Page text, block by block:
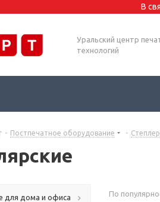
В
Уральский центр
технологий
- Постпечатное оборудование -
По
для дома и офиса